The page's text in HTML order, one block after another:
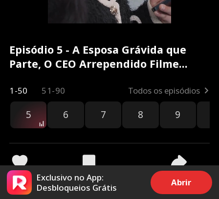
Episódio 5 - A Esposa Grávida que
Parte, O CEO Arrependido Filme
1-50 51-90 Todos os episódios
5 6 7 8 9
3.6k 24.5k Compartilhar
Exclusivo no App:
Desbloqueios Grátis
Abrir